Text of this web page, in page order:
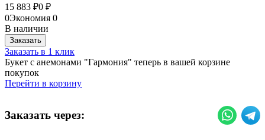
15 883 ₽0 ₽
0Экономия 0
В наличии
Заказать
Заказать в 1 клик
Букет с анемонами "Гармония" теперь в вашей корзине
покупок
Перейти в корзину
Заказать через: